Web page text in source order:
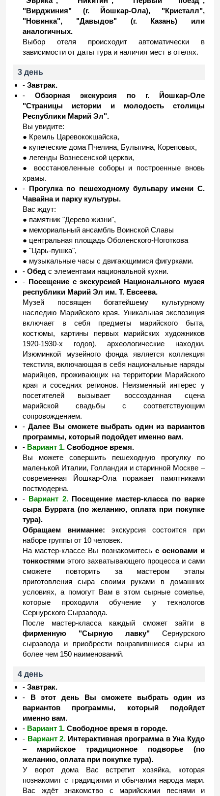
"Вирджиния" (г. Йошкар-Ола), "Кристалл",
"Новинка", "Давыдов" (г. Казань) или
аналогичных.
Выбор отеля происходит автоматически в
зависимости от даты тура и наличия мест в отелях.
3 день
- Завтрак.
- Обзорная экскурсия по г. Йошкар-Оле
"Страницы истории и молодость столицы
Республики Марий Эл".
Вы увидите:
● Кремль Царевококшайска,
● купеческие дома Пчелина, Булыгина, Кореповых,
● легенды Вознесенской церкви,
● восстановленные соборы и построенные вновь
храмы.
- Прогулка по пешеходному бульвару имени С.
Чавайна и парку культуры.
Вас ждут:
● памятник "Дерево жизни",
● мемориальный ансамбль Воинской Славы
● центральная площадь Оболенского-Ноготкова
● "Царь-пушка",
● музыкальные часы с двигающимися фигурками.
- Обед с элементами национальной кухни.
- Посещение с экскурсией Национального музея
республики Марий Эл им. Т. Евсеева.
Музей посвящен богатейшему культурному
наследию Марийского края. Уникальная экспозиция
включает в себя предметы марийского быта,
костюмы, картины первых марийских художников
1920-1930-х годов), археологические находки.
Изюминкой музейного фонда является коллекция
текстиля, включающая в себя национальные наряды
марийцев, проживающих на территории Марийского
края и соседних регионов. Неизменный интерес у
посетителей вызывает воссозданная сцена
марийской свадьбы с соответствующим
сопровождением.
- Далее Вы сможете выбрать один из вариантов
программы, который подойдет именно вам.
- Вариант 1. Свободное время.
Вы можете совершить пешеходную прогулку по
маленькой Италии, Голландии и старинной Москве –
современная Йошкар-Ола поражает памятниками
постмодерна.
- Вариант 2. Посещение мастер-класса по варке
сыра Буррата (по желанию, оплата при покупке
тура).
Обращаем внимание: экскурсия состоится при
наборе группы от 10 человек.
На мастер-классе Вы познакомитесь с основами и
тонкостями этого захватывающего процесса и сами
сможете повторить за мастером этапы
приготовления сыра своими руками в домашних
условиях, а помогут Вам в этом сырные сомелье,
которые проходили обучение у технологов
Сернурского Сырзавода.
После мастер-класса каждый сможет зайти в
фирменную "Сырную лавку" Сернурского
сырзавода и приобрести понравившиеся сыры из
более чем 150 наименований.
4 день
- Завтрак.
- В этот день Вы сможете выбрать один из
вариантов программы, который подойдет
именно вам.
- Вариант 1. Свободное время в городе.
- Вариант 2. Интерактивная программа в Уна Кудо
– марийское традиционное подворье (по
желанию, оплата при покупке тура).
У ворот дома Вас встретит хозяйка, которая
познакомит с традициями и обычаями народа мари.
Вас ждёт знакомство с марийскими песнями и